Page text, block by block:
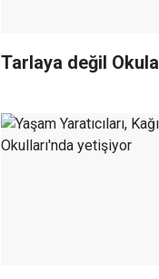
Tarlaya değil Okula